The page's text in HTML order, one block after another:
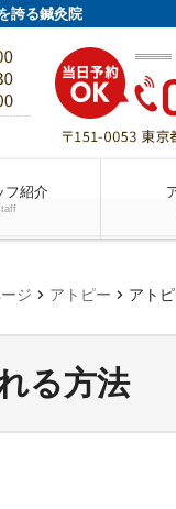
誇る鍼灸院
フ紹介
ジ chevron_right アトピー chevron_right アト
る方法